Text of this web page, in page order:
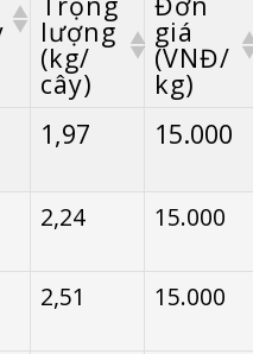
lượng
(kg/
cây)
giá
(VNĐ/
kg)
1,97 15.000
2,24 15.000
2,51 15.000